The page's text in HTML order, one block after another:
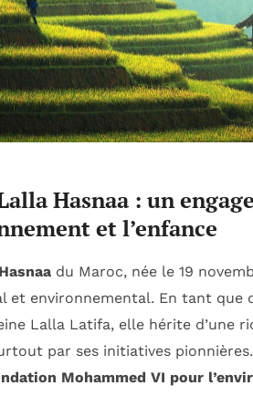
Hasnaa : un
et l’enfance
du Maroc, née le 19
et environnemental. En tant
Lalla Latifa, elle hérite d’une
par ses initiatives
Mohammed VI pour